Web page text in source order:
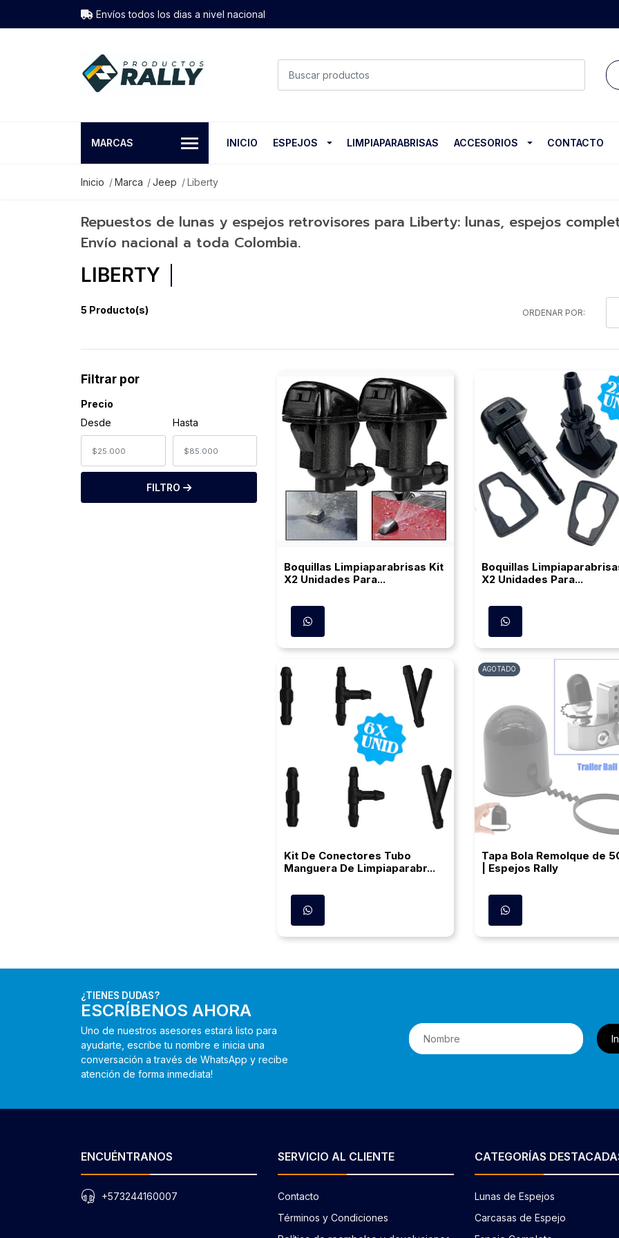
Envíos todos los dias a nivel nacional
MARCAS INICIO ESPEJOS LIMPIAPARABRISAS ACCESORIOS CONTACTO
Inicio Marca Jeep Liberty
Repuestos de lunas y espejos retrovisores para Liberty: lunas, espejos
Envío nacional a toda Colombia.
LIBERTY
5 Producto(s) ORDENAR POR:
Filtrar por
Precio
Desde
Hasta
FILTRO
Boquillas Limpiaparabrisas Kit
X2 Unidades Para...
Boquillas
X2 Unidades Para...
Kit De Conectores Tubo
Manguera De Limpiaparabr...
AGOTADO
Tapa Bola Remolque de
| Espejos Rally
¿TIENES DUDAS?
ESCRÍBENOS AHORA
Uno de nuestros asesores estará listo para
ayudarte, escribe tu nombre e inicia una
conversación a través de WhatsApp y recibe
atención de forma inmediata!
ENCUÉNTRANOS
+573244160007
SERVICIO AL CLIENTE
Contacto
Términos y Condiciones
CATEGORÍAS
Lunas de Espejos
Carcasas de Espejo